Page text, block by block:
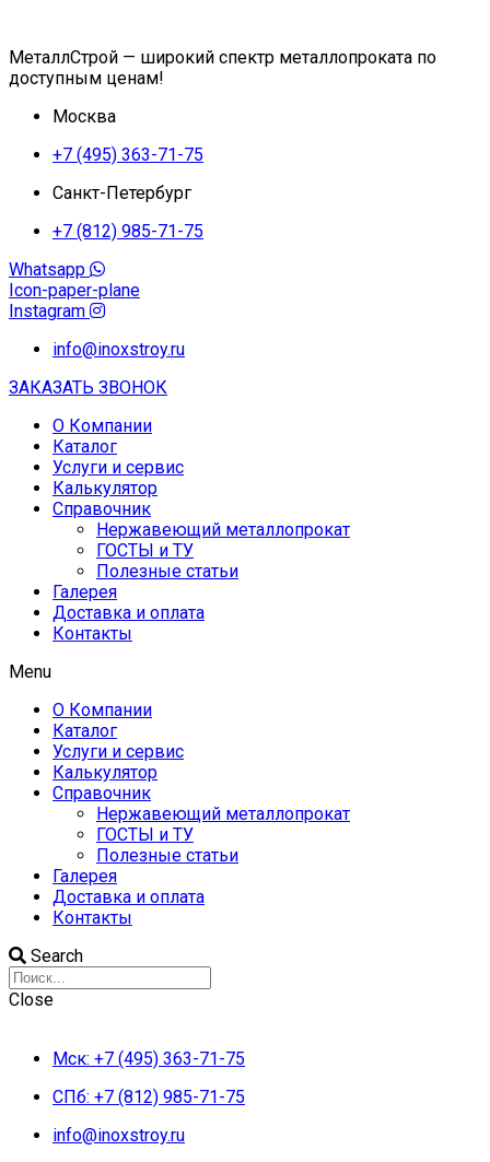
МеталлСтрой — широкий спектр металлопроката по
доступным ценам!
Москва
+7 (495) 363-71-75
Санкт-Петербург
+7 (812) 985-71-75
Whatsapp
Icon-paper-plane
Instagram
info@inoxstroy.ru
ЗАКАЗАТЬ ЗВОНОК
О Компании
Каталог
Услуги и сервис
Калькулятор
Справочник
Нержавеющий металлопрокат
ГОСТЫ и ТУ
Полезные статьи
Галерея
Доставка и оплата
Контакты
Menu
О Компании
Каталог
Услуги и сервис
Калькулятор
Справочник
Нержавеющий металлопрокат
ГОСТЫ и ТУ
Полезные статьи
Галерея
Доставка и оплата
Контакты
Search
Close
Мск: +7 (495) 363-71-75
СПб: +7 (812) 985-71-75
info@inoxstroy.ru